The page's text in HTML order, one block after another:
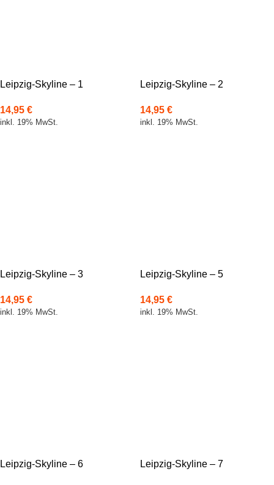
Leipzig-Skyline – 1
14,95 €
inkl. 19% MwSt.
Leipzig-Skyline – 2
14,95 €
inkl. 19% MwSt.
Leipzig-Skyline – 3
14,95 €
inkl. 19% MwSt.
Leipzig-Skyline – 5
14,95 €
inkl. 19% MwSt.
Leipzig-Skyline – 6 Leipzig-Skyline – 7